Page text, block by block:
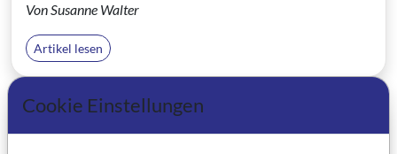
Von Susanne Walter
Artikel lesen
Cookie Einstellungen